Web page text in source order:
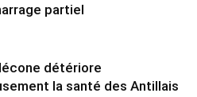
partiel
détériore
la santé des Antillais